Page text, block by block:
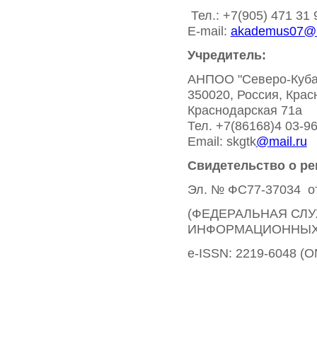
Тел.: +7(905) 471 31
E-mail:
Учредитель:
АНПОО "Северо-
350020, Россия,
Краснодарская 71а
Тел. +7(86168)4 03-96
Email: skgtk@mail.ru
Свидетельство о
Эл. № ФС77-37034
(ФЕДЕРАЛЬНАЯ
e-ISSN: 2219-6048